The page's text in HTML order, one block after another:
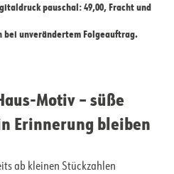
pauschal: 49,00, Fracht und
unverändertem Folgeauftrag.
Motiv – süße
Erinnerung bleiben
ab kleinen Stückzahlen